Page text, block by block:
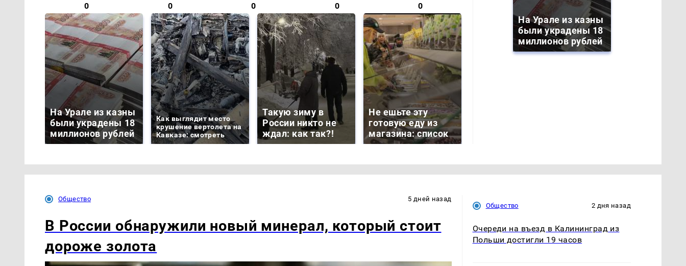
0 0 0 0 0
На Урале из казны
были украдены 18
миллионов рублей
Как выглядит место
крушение вертолета на
Кавказе: смотреть
Такую зиму в
России никто не
ждал: как так?!
Не ешьте эту
готовую еду из
магазина: список
На Урале из казны
были украдены 18
миллионов рублей
Общество 5 дней назад
В России обнаружили новый минерал, который стоит
дороже золота
Общество 2 дня назад
Очереди на въезд в Калининград из
Польши достигли 19 часов